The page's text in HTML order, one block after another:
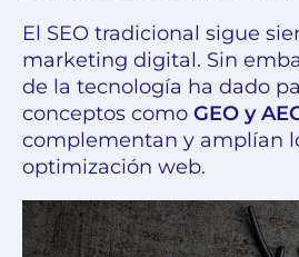
El SEO tradicional sigue
marketing digital. Sin
de la tecnología ha dado
conceptos como GEO y
complementan y amplían
optimización web.